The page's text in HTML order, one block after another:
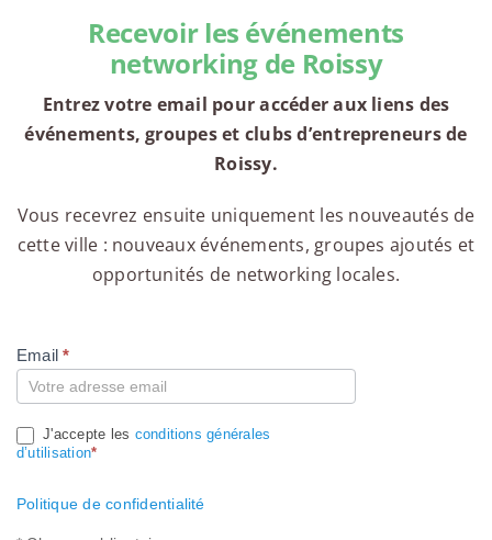
Recevoir les événements
networking de Roissy
Entrez votre email pour accéder aux liens des
événements, groupes et clubs d’entrepreneurs de
Roissy.
Vous recevrez ensuite uniquement les nouveautés de
cette ville : nouveaux événements, groupes ajoutés et
opportunités de networking locales.
Compte
Email*
J'accepte les conditions générales
d’utilisation*
Politique de confidentialité